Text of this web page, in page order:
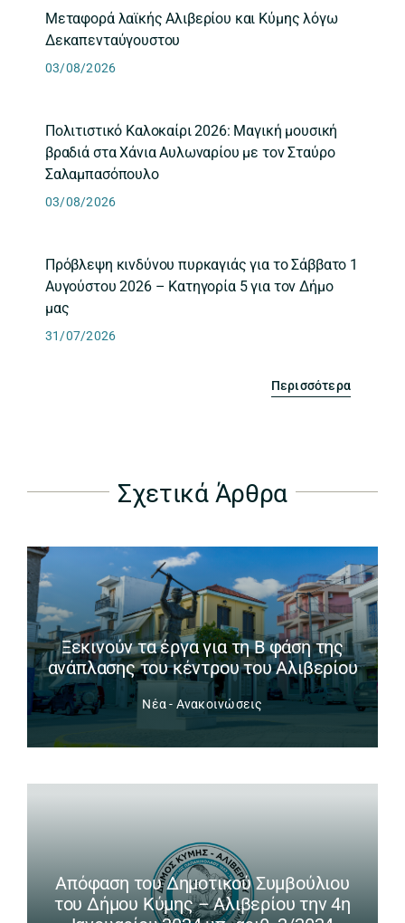
Μεταφορά λαϊκής Αλιβερίου και Κύμης λόγω
Δεκαπενταύγουστου
03/08/2026
Πολιτιστικό Καλοκαίρι 2026: Μαγική μουσική
βραδιά στα Χάνια Αυλωναρίου με τον Σταύρο
Σαλαμπασόπουλο
03/08/2026
Πρόβλεψη κινδύνου πυρκαγιάς για το Σάββατο 1
Αυγούστου 2026 – Κατηγορία 5 για τον Δήμο
μας
31/07/2026
Περισσότερα
Σχετικά Άρθρα
Ξεκινούν τα έργα για τη Β φάση της
ανάπλασης του κέντρου του Αλιβερίου
Νέα - Ανακοινώσεις
Απόφαση του Δημοτικού Συμβούλιου
του Δήμου Κύμης – Αλιβερίου την 4η